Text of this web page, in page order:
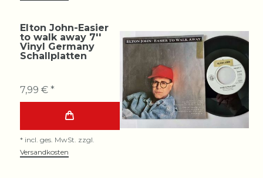
Elton John-Easier
to walk away 7''
Vinyl Germany
Schallplatten
7,99 € *
* incl. ges. MwSt. zzgl.
Versandkosten